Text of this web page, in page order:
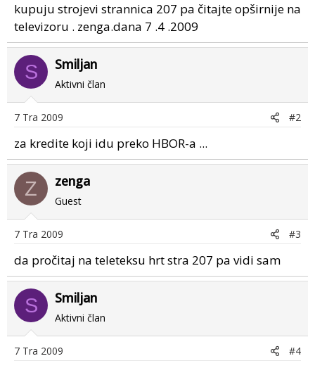
kupuju strojevi strannica 207 pa čitajte opširnije na
televizoru . zenga.dana 7 .4 .2009
S Smiljan
Aktivni član
7 Tra 2009 #2
za kredite koji idu preko HBOR-a ...
Z zenga
Guest
7 Tra 2009 #3
da pročitaj na teleteksu hrt stra 207 pa vidi sam
S Smiljan
Aktivni član
7 Tra 2009 #4